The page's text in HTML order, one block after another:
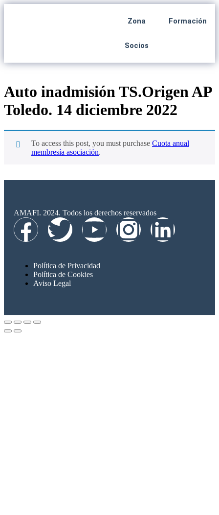
Zona
Socios
Formación
Auto inadmisión TS.Origen AP
Toledo. 14 diciembre 2022
To access this post, you must purchase Cuota anual
membresía asociación.
AMAFI. 2024. Todos los derechos reservados
Política de Privacidad
Política de Cookies
Aviso Legal